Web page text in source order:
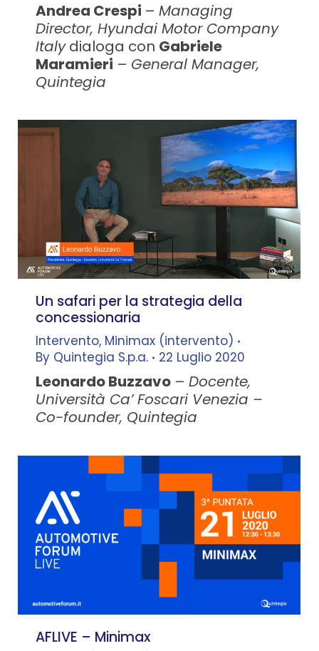
Andrea Crespi – Managing
Director, Hyundai Motor Company
Italydialoga con Gabriele
Maramieri – General Manager,
Quintegia
Un safari per la strategia della
concessionaria
Intervento, Minimax (intervento)
By Quintegia S.p.a. 22 Luglio 2020
Leonardo Buzzavo – Docente,
Università Ca’ Foscari Venezia –
Co-founder, Quintegia
AFLIVE – Minimax